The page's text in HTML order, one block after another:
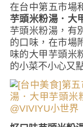
在台中第五市
芋頭米粉湯．大
芋頭米粉湯，有
的口味，在市場
味的大甲芋頭米
的小菜不小心又